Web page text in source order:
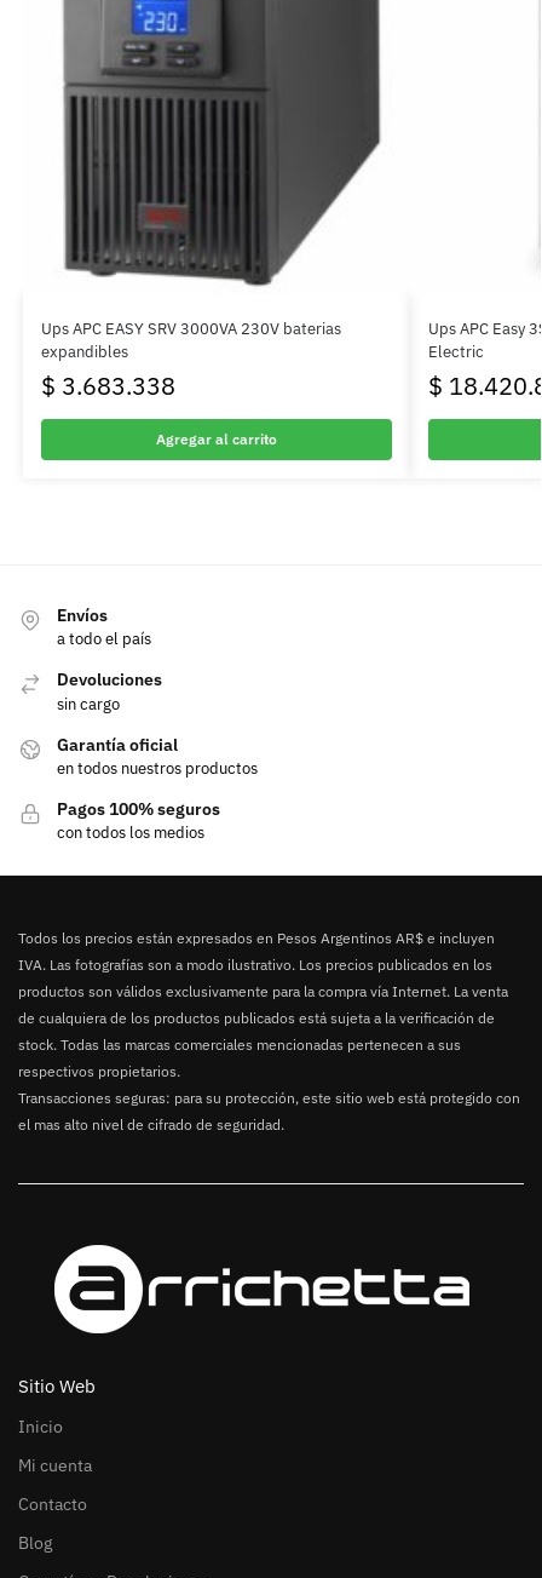
Ups APC EASY SRV 3000VA 230V baterias
expandibles
$ 3.683.338
Agregar al carrito
Ups APC Easy
Electric
$
Envíos
a todo el país
Devoluciones
sin cargo
Garantía oficial
en todos nuestros productos
Pagos 100% seguros
con todos los medios
Todos los precios están expresados en Pesos Argentinos AR$ e incluyen
IVA. Las fotografías son a modo ilustrativo. Los precios publicados en los
productos son válidos exclusivamente para la compra vía Internet. La venta
de cualquiera de los productos publicados está sujeta a la verificación de
stock. Todas las marcas comerciales mencionadas pertenecen a sus
respectivos propietarios.
Transacciones seguras: para su protección, este sitio web está protegido con
el mas alto nivel de cifrado de seguridad.
Sitio Web
Inicio
Mi cuenta
Contacto
Blog